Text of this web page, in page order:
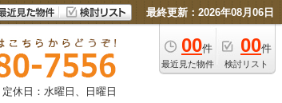
最終更新：2026年08月06日
00件
最近見た物件
00件
検討リスト
定休日：水曜日、日曜日